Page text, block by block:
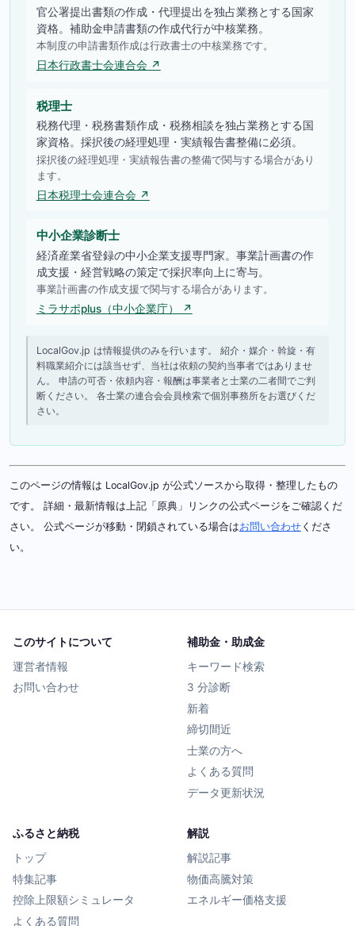
官公署提出書類の作成・代理提出を独占業務とする国家
資格。補助金申請書類の作成代行が中核業務。
本制度の申請書類作成は行政書士の中核業務です。
日本行政書士会連合会 ↗
税理士
税務代理・税務書類作成・税務相談を独占業務とする国
家資格。採択後の経理処理・実績報告書整備に必須。
採択後の経理処理・実績報告書の整備で関与する場合があり
ます。
日本税理士会連合会 ↗
中小企業診断士
経済産業省登録の中小企業支援専門家。事業計画書の作
成支援・経営戦略の策定で採択率向上に寄与。
事業計画書の作成支援で関与する場合があります。
ミラサポplus（中小企業庁） ↗
LocalGov.jp は情報提供のみを行います。 紹介・媒介・斡旋・有
料職業紹介には該当せず、当社は依頼の契約当事者ではありませ
ん。 申請の可否・依頼内容・報酬は事業者と士業の二者間でご判
断ください。 各士業の連合会会員検索で個別事務所をお選びくだ
さい。
このページの情報は LocalGov.jp が公式ソースから取得・整理したもの
です。 詳細・最新情報は上記「原典」リンクの公式ページをご確認くだ
さい。 公式ページが移動・閉鎖されている場合はお問い合わせ くださ
い。
このサイトについて
運営者情報
お問い合わせ
補助金・助成金
キーワード検索
3 分診断
新着
締切間近
士業の方へ
よくある質問
データ更新状況
ふるさと納税
トップ
特集記事
控除上限額シミュレータ
よくある質問
解説
解説記事
物価高騰対策
エネルギー価格支援